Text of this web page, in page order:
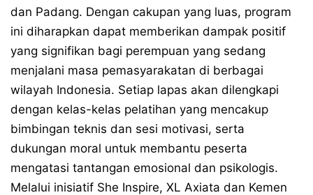
dan Padang. Dengan cakupan yang luas, program
ini diharapkan dapat memberikan dampak positif
yang signifikan bagi perempuan yang sedang
menjalani masa pemasyarakatan di berbagai
wilayah Indonesia. Setiap lapas akan dilengkapi
dengan kelas-kelas pelatihan yang mencakup
bimbingan teknis dan sesi motivasi, serta
dukungan moral untuk membantu peserta
mengatasi tantangan emosional dan psikologis.
Melalui inisiatif She Inspire, XL Axiata dan Kemen